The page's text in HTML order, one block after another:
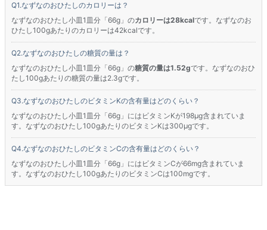
なずなのおひたしのカロリーは？
なずなのおひたし小皿1皿分「66g」のカロリーは28kcalです。なずなのお
ひたし100gあたりのカロリーは42kcalです。
なずなのおひたしの糖質の量は？
なずなのおひたし小皿1皿分「66g」の糖質の量は1.52gです。なずなのおひ
たし100gあたりの糖質の量は2.3gです。
なずなのおひたしのビタミンKの含有量はどのくらい？
なずなのおひたし小皿1皿分「66g」にはビタミンKが198μg含まれていま
す。なずなのおひたし100gあたりのビタミンKは300μgです。
なずなのおひたしのビタミンCの含有量はどのくらい？
なずなのおひたし小皿1皿分「66g」にはビタミンCが66mg含まれていま
す。なずなのおひたし100gあたりのビタミンCは100mgです。